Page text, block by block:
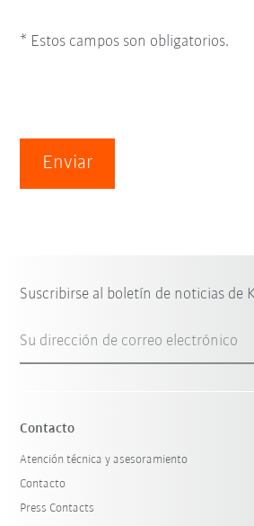
* Estos campos son obligatorios.
Enviar
Suscribirse al boletín de noticias de
Su dirección de correo electrónico
Contacto
Atención técnica y asesoramiento
Contacto
Press Contacts